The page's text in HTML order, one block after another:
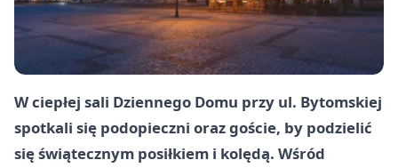
W ciepłej sali Dziennego Domu przy ul. Bytomskiej
spotkali się podopieczni oraz goście, by podzielić
się świątecznym posiłkiem i kolędą. Wśród